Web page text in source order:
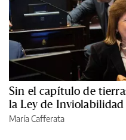
Sin el capítulo de
la Ley de
María Cafferata